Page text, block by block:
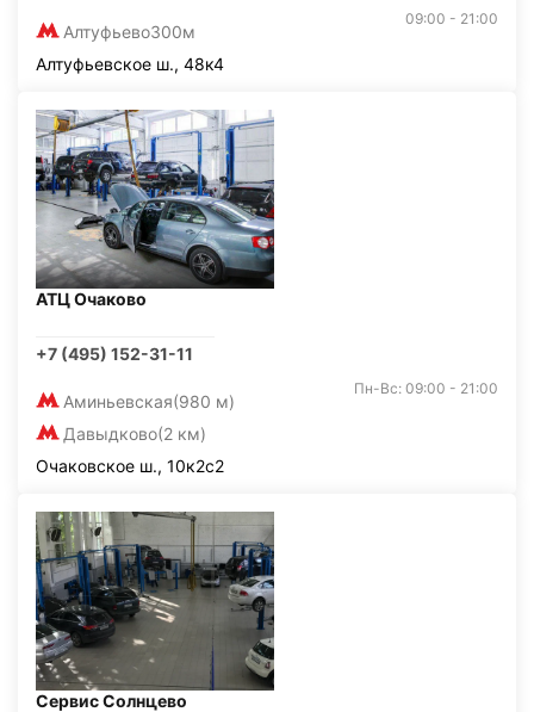
Алтуфьево300м
09:00 - 21:00
Алтуфьевское ш., 48к4
АТЦ Очаково
+7 (495) 152-31-11
Аминьевская(980 м)
Давыдково(2 км)
Пн-Вс: 09:00 - 21:00
Очаковское ш., 10к2с2
Сервис Солнцево